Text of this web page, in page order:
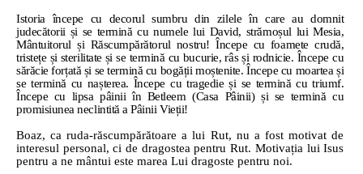
Istoria începe cu decorul sumbru din zilele în care au domnit
judecătorii și se termină cu numele lui David, strămoșul lui Mesia,
Mântuitorul și Răscumpărătorul nostru! Începe cu foamete crudă,
tristețe și sterilitate și se termină cu bucurie, râs și rodnicie. Începe cu
sărăcie forțată și se termină cu bogății moștenite. Începe cu moartea și
se termină cu nașterea. Începe cu tragedie și se termină cu triumf.
Începe cu lipsa pâinii în Betleem (Casa Pâinii) și se termină cu
promisiunea neclintită a Pâinii Vieții!
Boaz, ca ruda-răscumpărătoare a lui Rut, nu a fost motivat de
interesul personal, ci de dragostea pentru Rut. Motivația lui Isus
pentru a ne mântui este marea Lui dragoste pentru noi.